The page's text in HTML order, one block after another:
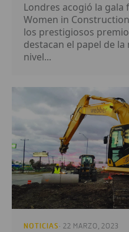
Londres acogió la gala
Women in
los prestigiosos
destacan el papel de
nivel...
NOTICIAS · 22 MARZO, 2023